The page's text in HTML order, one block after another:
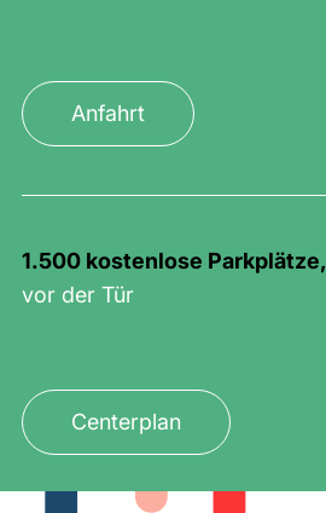
Anfahrt
1.500 kostenlose Parkplätze,
vor der Tür
Centerplan